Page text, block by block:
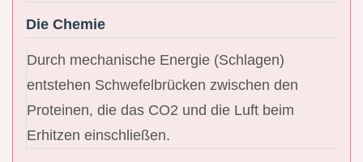
Die Chemie
Durch mechanische Energie (Schlagen)
entstehen Schwefelbrücken zwischen den
Proteinen, die das CO2 und die Luft beim
Erhitzen einschließen.